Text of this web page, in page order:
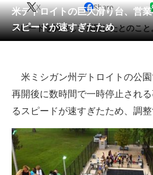
会員記事
メディア
スマホと通信の最新トレンド
進化するPCとデバイスの未来
好きが集まる 比べて選べる
米デトロイトの巨大滑り台、営
スピードが速すぎたため
X Share
スピードを調整して再開したとのこと
米ミシガン州デトロイトの公
再開後に数時間で一時停止され
るスピードが速すぎたため、調整